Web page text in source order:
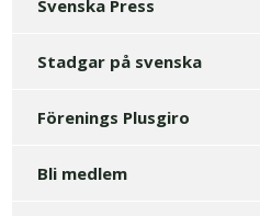
Svenska Press
Stadgar på svenska
Förenings Plusgiro
Bli medlem